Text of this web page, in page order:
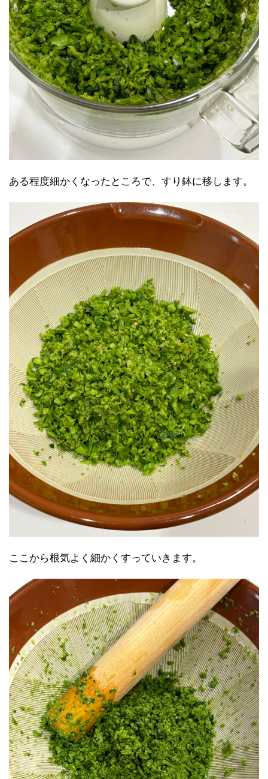
ある程度細かくなったところで、すり鉢に移します。
ここから根気よく細かくすっていきます。